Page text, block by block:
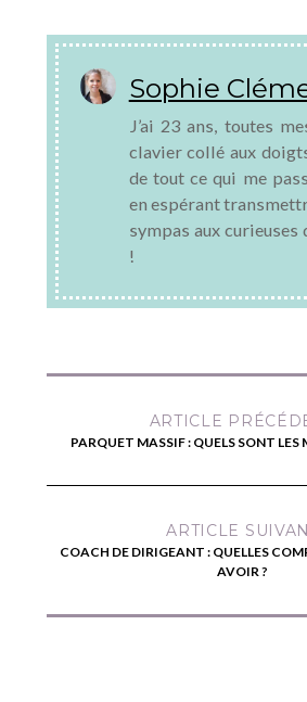
Sophie
J’ai 23 ans, toutes
clavier collé aux
de tout ce qui me
en espérant
sympas aux curieuses
!
ARTICLE
PARQUET MASSIF : QUELS SONT LES
ARTICLE
COACH DE DIRIGEANT : QUELLES
AVOIR ?